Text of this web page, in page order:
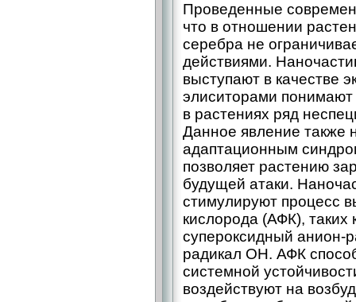
Проведенные
что в отношении
серебра не
действиями.
выступают в качестве
элиситорами
в растениях ряд
Данное явление также
адаптационным
позволяет растению
будущей атаки.
стимулируют процесс
кислорода (АФК),
супероксидный анион-
радикал ОН. АФК
системной
воздействуют на